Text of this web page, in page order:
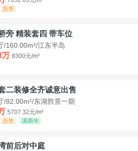
急售
旁 精装套四 带车位
/160.00m²/江东半岛
万 8300元/m²
二装修全齐诚意出售
/82.00m²/东湖胜景一期
5707.32元/m²
急售 满两年
前后对中庭